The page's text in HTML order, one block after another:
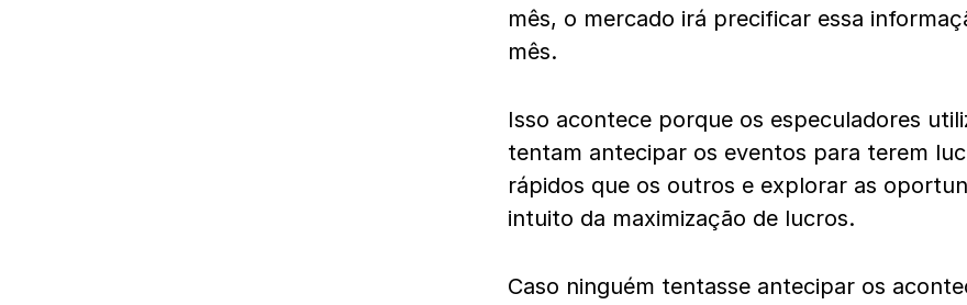
mês, o mercado irá precificar essa
mês.
Isso acontece porque os especuladores
tentam antecipar os eventos para terem
rápidos que os outros e explorar as
intuito da maximização de lucros.
Caso ninguém tentasse antecipar os